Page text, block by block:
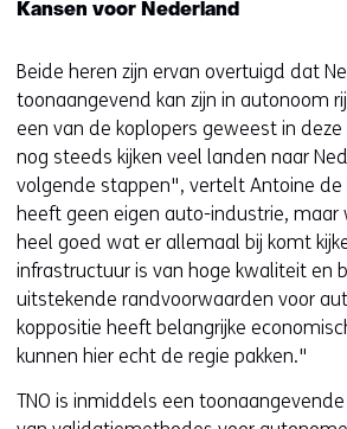
Kansen voor Nederland
Beide heren zijn ervan overtuigd dat
toonaangevend kan zijn in autonoom
een van de koplopers geweest in
nog steeds kijken veel landen naar
volgende stappen", vertelt Antoine de
heeft geen eigen auto-industrie, maar
heel goed wat er allemaal bij komt
infrastructuur is van hoge kwaliteit en
uitstekende randvoorwaarden voor
koppositie heeft belangrijke
kunnen hier echt de regie pakken."
TNO is inmiddels een